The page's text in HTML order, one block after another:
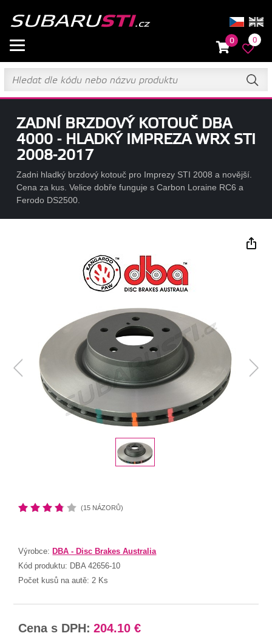
0 0
ZADNÍ BRZDOVÝ KOTOUČ DBA
4000 - HLADKÝ IMPREZA WRX STI
2008-2017
Zadni hladký brzdový kotouč pro Imprezy STI 2008 a novější.
Cena za kus. Velice dobře funguje s Carbon Loraine RC6 a
Ferodo DS2500.
(15 NÁZORŮ)
Výrobce: DBA - Disc Brakes Australia
Kód produktu: DBA 42656-10
Počet kusů na autě:2 Ks
Cena s DPH: 204.10 €